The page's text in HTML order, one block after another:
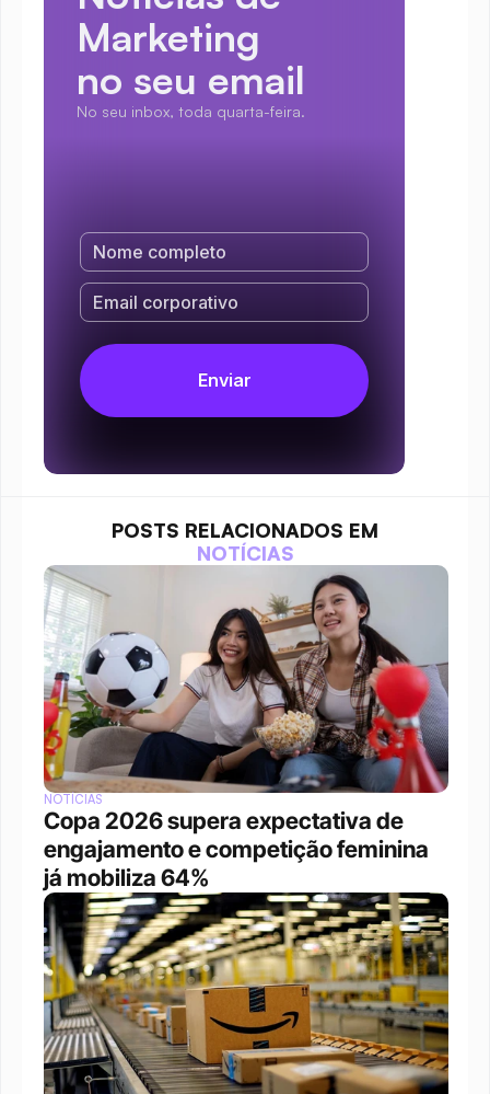
Marketing
no seu email
No seu inbox, toda quarta-feira.
POSTS RELACIONADOS EM
NOTÍCIAS
NOTÍCIAS
Copa 2026 supera expectativa de
engajamento e competição feminina
já mobiliza 64%